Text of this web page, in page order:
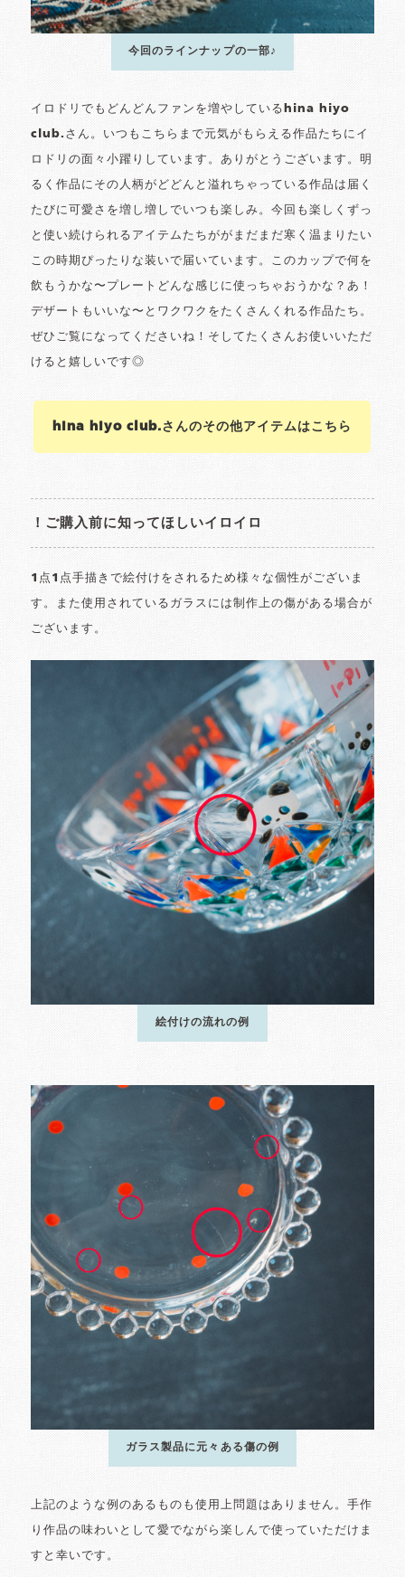
今回のラインナップの一部♪
イロドリでもどんどんファンを増やしているhina hiyo
club.さん。いつもこちらまで元気がもらえる作品たちにイ
ロドリの面々小躍りしています。ありがとうございます。明
るく作品にその人柄がどどんと溢れちゃっている作品は届く
たびに可愛さを増し増しでいつも楽しみ。今回も楽しくずっ
と使い続けられるアイテムたちががまだまだ寒く温まりたい
この時期ぴったりな装いで届いています。このカップで何を
飲もうかな〜プレートどんな感じに使っちゃおうかな？あ！
デザートもいいな〜とワクワクをたくさんくれる作品たち。
ぜひご覧になってくださいね！そしてたくさんお使いいただ
けると嬉しいです◎
hina hiyo club.さんのその他アイテムはこちら
！ご購入前に知ってほしいイロイロ
1点1点手描きで絵付けをされるため様々な個性がございま
す。また使用されているガラスには制作上の傷がある場合が
ございます。
絵付けの流れの例
ガラス製品に元々ある傷の例
上記のような例のあるものも使用上問題はありません。手作
り作品の味わいとして愛でながら楽しんで使っていただけま
すと幸いです。